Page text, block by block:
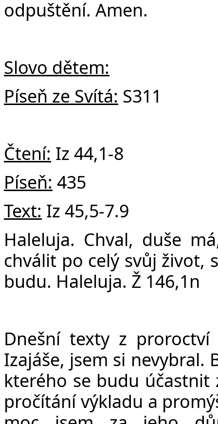
odpuštění. Amen.
Slovo dětem:
Píseň ze Svítá: S311
Čtení: Iz 44,1-8
Píseň: 435
Text: Iz 45,5-7.9
Haleluja. Chval, duše
chválit po celý svůj život,
budu. Haleluja. Ž 146,1n
Dnešní texty z
Izajáše, jsem si nevybral.
kterého se budu účastnit
pročítání výkladu a